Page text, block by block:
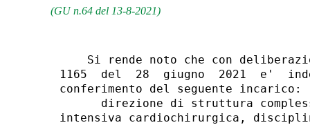
(GU n.64 del 13-8-2021)
Si rende noto che con
1165  del  28  giugno  2021  e'
conferimento del seguente incarico:
direzione di struttura
intensiva cardiochirurgica,